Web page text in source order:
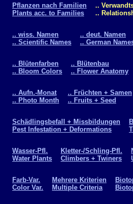
Pflanzen nach Familien
Plants acc. to Families
..
..
.. wiss. Namen
.. Scientific Names
.. deut. Namen
.. German
.. Blütenfarben
.. Bloom Colors
.. Blütenbau
.. Flower Anatomy
.. Aufn.-Monat
.. Photo Month
.. Früchten + Samen
.. Fruits + Seed
Schädlingsbefall + Missbildungen
Pest Infestation + Deformations
Wasser-Pfl.
Water Plants
Kletter-/Schling-Pfl.
Climbers + Twiners
Farb-Var.
Color Var.
Mehrere Kriterien
Multiple Criteria